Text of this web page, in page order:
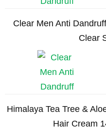
Clear Men Anti
Clear
Himalaya Tea Tree &
Hair Cream